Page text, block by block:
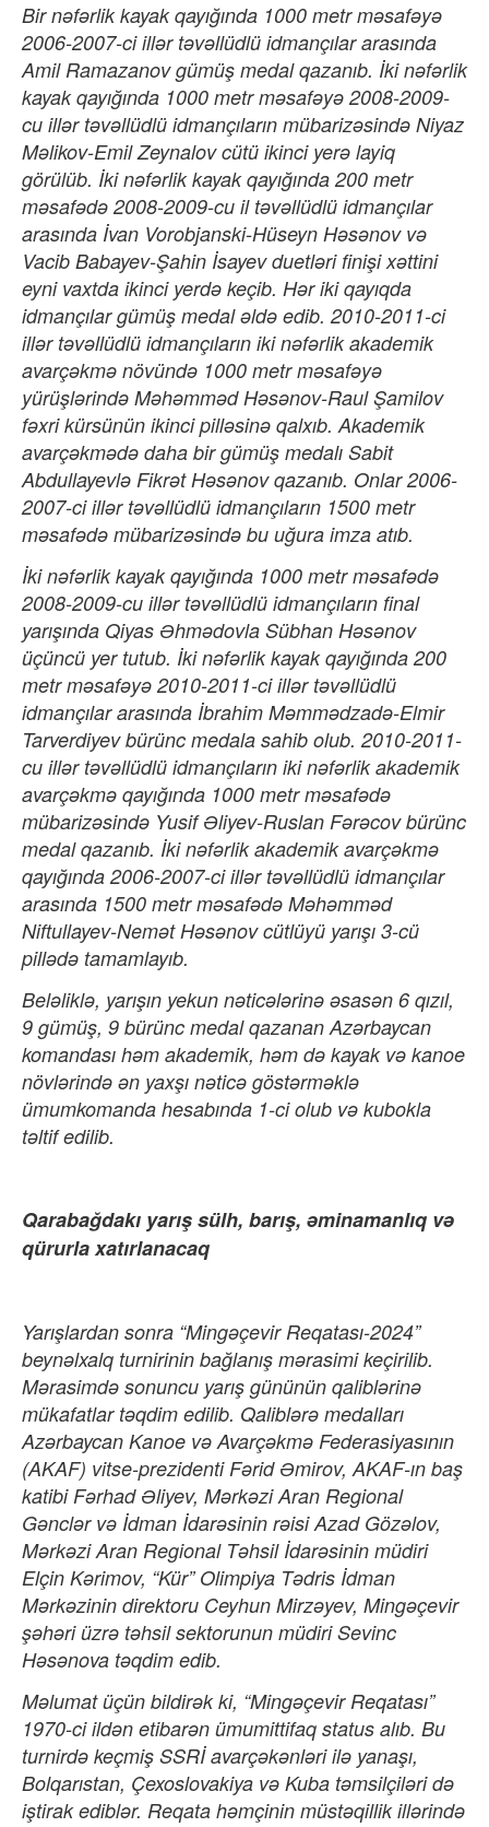
Bir nəfərlik kayak qayığında 1000 metr məsafəyə
2006-2007-ci illər təvəllüdlü idmançılar arasında
Amil Ramazanov gümüş medal qazanıb. İki nəfərlik
kayak qayığında 1000 metr məsafəyə 2008-2009-
cu illər təvəllüdlü idmançıların mübarizəsində Niyaz
Məlikov-Emil Zeynalov cütü ikinci yerə layiq
görülüb. İki nəfərlik kayak qayığında 200 metr
məsafədə 2008-2009-cu il təvəllüdlü idmançılar
arasında İvan Vorobjanski-Hüseyn Həsənov və
Vacib Babayev-Şahin İsayev duetləri finişi xəttini
eyni vaxtda ikinci yerdə keçib. Hər iki qayıqda
idmançılar gümüş medal əldə edib. 2010-2011-ci
illər təvəllüdlü idmançıların iki nəfərlik akademik
avarçəkmə növündə 1000 metr məsafəyə
yürüşlərində Məhəmməd Həsənov-Raul Şamilov
fəxri kürsünün ikinci pilləsinə qalxıb. Akademik
avarçəkmədə daha bir gümüş medalı Sabit
Abdullayevlə Fikrət Həsənov qazanıb. Onlar 2006-
2007-ci illər təvəllüdlü idmançıların 1500 metr
məsafədə mübarizəsində bu uğura imza atıb.
İki nəfərlik kayak qayığında 1000 metr məsafədə
2008-2009-cu illər təvəllüdlü idmançıların final
yarışında Qiyas Əhmədovla Sübhan Həsənov
üçüncü yer tutub. İki nəfərlik kayak qayığında 200
metr məsafəyə 2010-2011-ci illər təvəllüdlü
idmançılar arasında İbrahim Məmmədzadə-Elmir
Tarverdiyev bürünc medala sahib olub. 2010-2011-
cu illər təvəllüdlü idmançıların iki nəfərlik akademik
avarçəkmə qayığında 1000 metr məsafədə
mübarizəsində Yusif Əliyev-Ruslan Fərəcov bürünc
medal qazanıb. İki nəfərlik akademik avarçəkmə
qayığında 2006-2007-ci illər təvəllüdlü idmançılar
arasında 1500 metr məsafədə Məhəmməd
Niftullayev-Nemət Həsənov cütlüyü yarışı 3-cü
pillədə tamamlayıb.
Beləliklə, yarışın yekun nəticələrinə əsasən 6 qızıl,
9 gümüş, 9 bürünc medal qazanan Azərbaycan
komandası həm akademik, həm də kayak və kanoe
növlərində ən yaxşı nəticə göstərməklə
ümumkomanda hesabında 1-ci olub və kubokla
təltif edilib.
Qarabağdakı yarış sülh, barış, əminamanlıq və
qürurla xatırlanacaq
Yarışlardan sonra “Mingəçevir Reqatası-2024”
beynəlxalq turnirinin bağlanış mərasimi keçirilib.
Mərasimdə sonuncu yarış gününün qaliblərinə
mükafatlar təqdim edilib. Qaliblərə medalları
Azərbaycan Kanoe və Avarçəkmə Federasiyasının
(AKAF) vitse-prezidenti Fərid Əmirov, AKAF-ın baş
katibi Fərhad Əliyev, Mərkəzi Aran Regional
Gənclər və İdman İdarəsinin rəisi Azad Gözəlov,
Mərkəzi Aran Regional Təhsil İdarəsinin müdiri
Elçin Kərimov, “Kür” Olimpiya Tədris İdman
Mərkəzinin direktoru Ceyhun Mirzəyev, Mingəçevir
şəhəri üzrə təhsil sektorunun müdiri Sevinc
Həsənova təqdim edib.
Məlumat üçün bildirək ki, “Mingəçevir Reqatası”
1970-ci ildən etibarən ümumittifaq status alıb. Bu
turnirdə keçmiş SSRİ avarçəkənləri ilə yanaşı,
Bolqarıstan, Çexoslovakiya və Kuba təmsilçiləri də
iştirak ediblər. Reqata həmçinin müstəqillik illərində